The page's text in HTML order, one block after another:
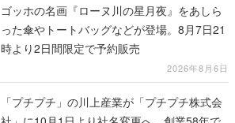
ゴッホの名画『ローヌ川の星月夜』をあしら
った傘やトートバッグなどが登場。8月7日21
時より2日間限定で予約販売
2026年8月6日
「プチプチ」の川上産業が「プチプチ株式会